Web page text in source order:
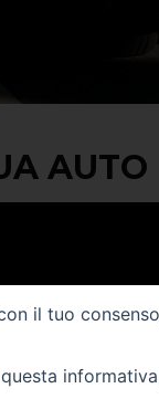
AUTO
il tuo